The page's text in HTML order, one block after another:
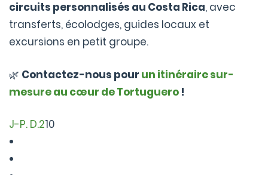
circuits personnalisés au Costa Rica, avec
transferts, écolodges, guides locaux et
excursions en petit groupe.
🌿 Contactez-nous pour un itinéraire sur-
mesure au cœur de Tortuguero !
J-P. D.210